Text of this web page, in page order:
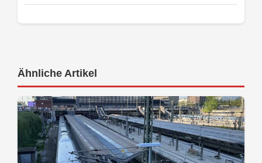
Ähnliche Artikel